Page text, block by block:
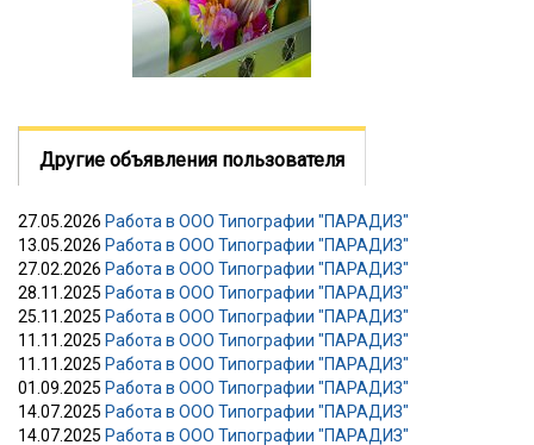
Другие объявления пользователя
27.05.2026 Работа в ООО Типографии "ПАРАДИЗ"
13.05.2026 Работа в ООО Типографии "ПАРАДИЗ"
27.02.2026 Работа в ООО Типографии "ПАРАДИЗ"
28.11.2025 Работа в ООО Типографии "ПАРАДИЗ"
25.11.2025 Работа в ООО Типографии "ПАРАДИЗ"
11.11.2025 Работа в ООО Типографии "ПАРАДИЗ"
11.11.2025 Работа в ООО Типографии "ПАРАДИЗ"
01.09.2025 Работа в ООО Типографии "ПАРАДИЗ"
14.07.2025 Работа в ООО Типографии "ПАРАДИЗ"
14.07.2025 Работа в ООО Типографии "ПАРАДИЗ"